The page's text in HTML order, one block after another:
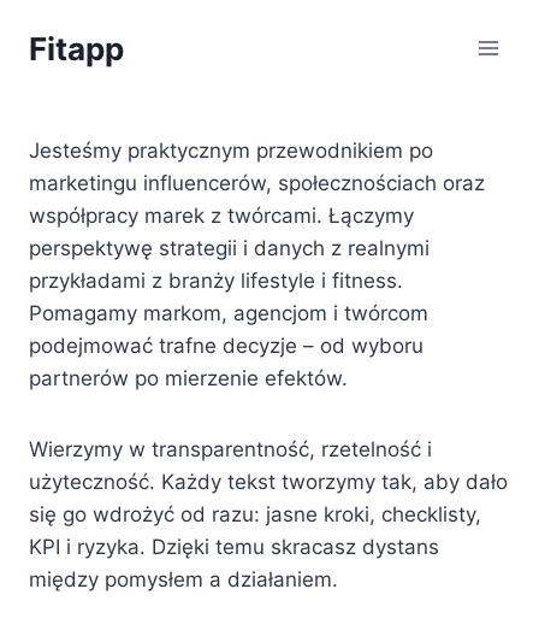
Fitapp
Jesteśmy praktycznym przewodnikiem po
marketingu influencerów, społecznościach oraz
współpracy marek z twórcami. Łączymy
perspektywę strategii i danych z realnymi
przykładami z branży lifestyle i fitness.
Pomagamy markom, agencjom i twórcom
podejmować trafne decyzje – od wyboru
partnerów po mierzenie efektów.
Wierzymy w transparentność, rzetelność i
użyteczność. Każdy tekst tworzymy tak, aby dało
się go wdrożyć od razu: jasne kroki, checklisty,
KPI i ryzyka. Dzięki temu skracasz dystans
między pomysłem a działaniem.